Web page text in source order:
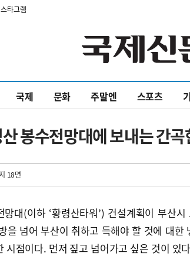
타그램
국제 문화 주말엔 스포츠
봉수전망대에 보내는 간곡
18면
대(이하 ‘황령산타워’) 건설계획이 부산시
을 넘어 부산이 취하고 득해야 할 것에 대한
시점이다. 먼저 짚고 넘어가고 싶은 것이 있